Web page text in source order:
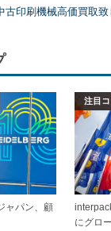
古印刷機械高価買取
ャパン、顧
注目
にグロ